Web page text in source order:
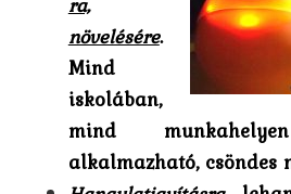
növelésére.
Mind
iskolában,
mind
alkalmazható, csöndes